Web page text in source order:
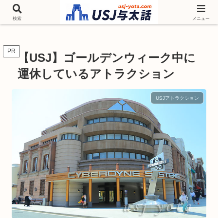
チケットやシーズンイベント ニンテンドーワールド アトラクションなどユニ
バを歩いて情報収集しています
PR 【USJ】ゴールデンウィーク中に
運休しているアトラクション
USJアトラクション
検索 メニュー